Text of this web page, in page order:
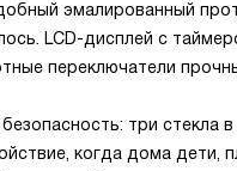
эмалированный
LCD-дисплей с
переключатели
три стекла
когда дома дети,